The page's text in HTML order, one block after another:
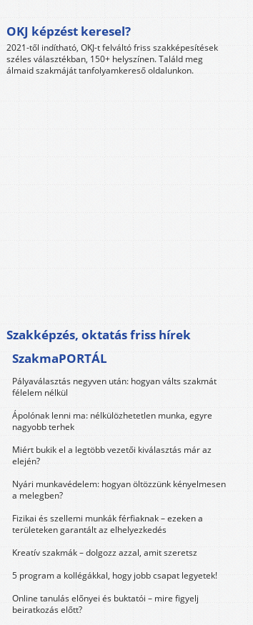
OKJ képzést keresel?
2021-től indítható, OKJ-t felváltó friss szakképesítések
széles választékban, 150+ helyszínen. Találd meg
álmaid szakmáját tanfolyamkereső oldalunkon.
Szakképzés, oktatás friss hírek
SzakmaPORTÁL
Pályaválasztás negyven után: hogyan válts szakmát
félelem nélkül
Ápolónak lenni ma: nélkülözhetetlen munka, egyre
nagyobb terhek
Miért bukik el a legtöbb vezetői kiválasztás már az
elején?
Nyári munkavédelem: hogyan öltözzünk kényelmesen
a melegben?
Fizikai és szellemi munkák férfiaknak – ezeken a
területeken garantált az elhelyezkedés
Kreatív szakmák – dolgozz azzal, amit szeretsz
5 program a kollégákkal, hogy jobb csapat legyetek!
Online tanulás előnyei és buktatói – mire figyelj
beiratkozás előtt?